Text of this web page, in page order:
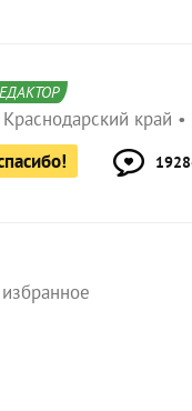
Краснодарский край